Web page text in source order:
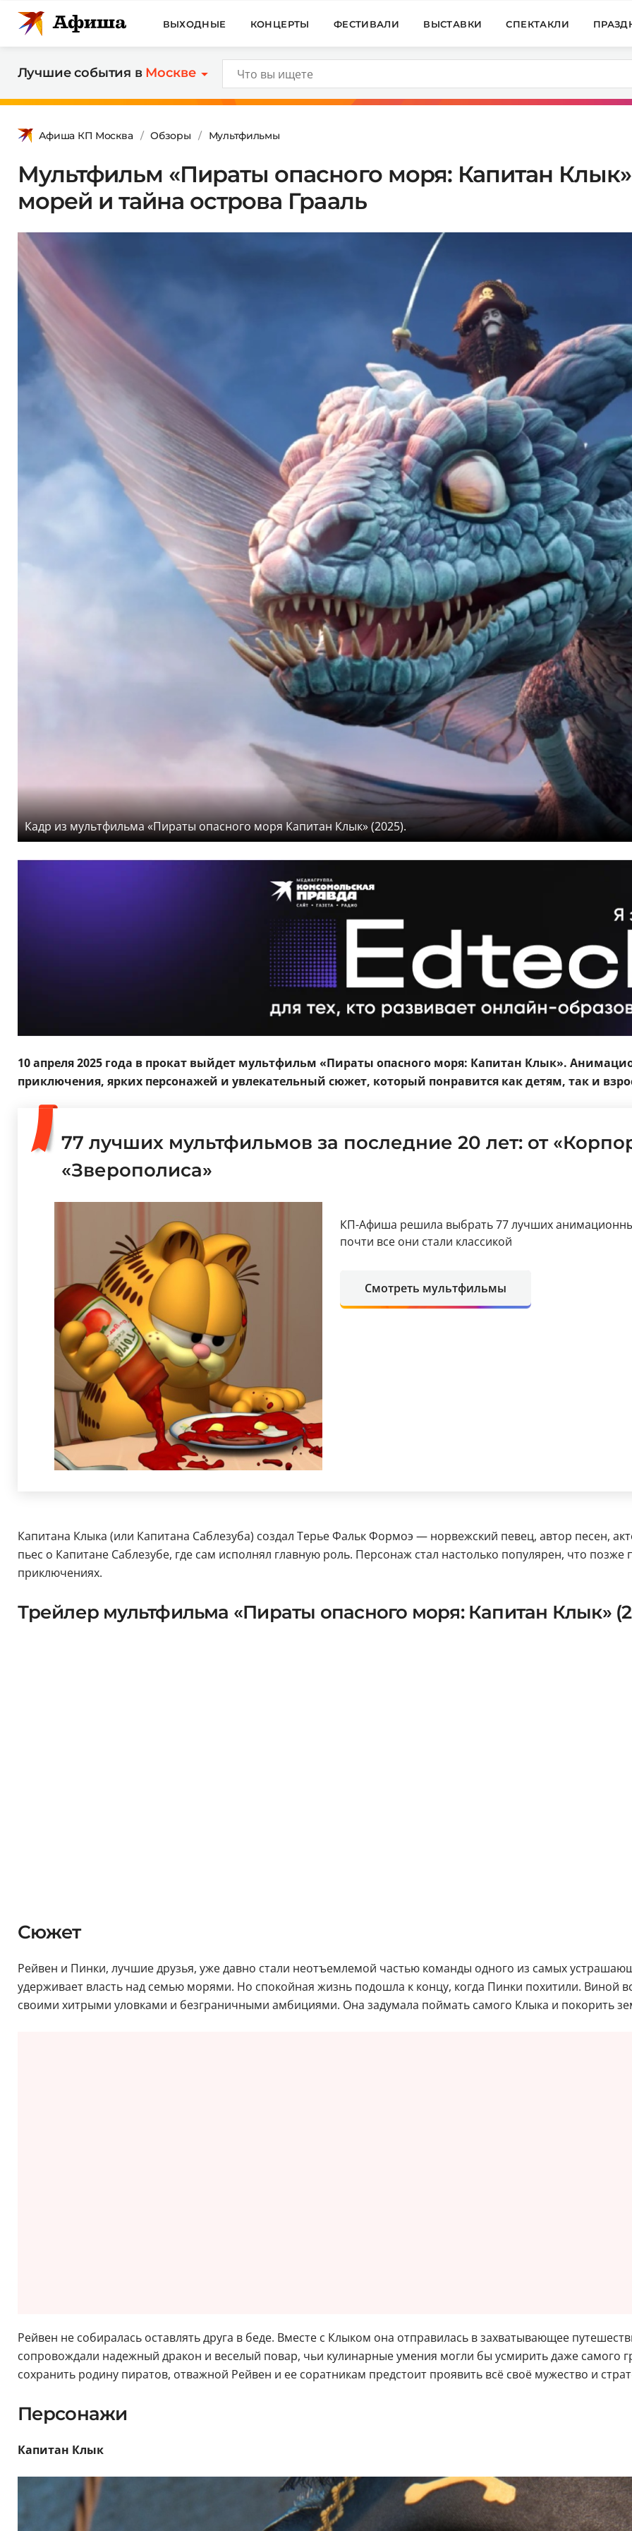
ВЫХОДНЫЕ КОНЦЕРТЫ ФЕСТИВАЛИ ВЫСТАВКИ СПЕКТАКЛИ
Лучшие события в Москве
Афиша КП Москва Обзоры Мультфильмы
Мультфильм «Пираты опасного моря: Капитан Клык»
морей и тайна острова Грааль
Кадр из мультфильма «Пираты опасного моря Капитан Клык» (2025).
10 апреля 2025 года в прокат выйдет мультфильм «Пираты опасного моря: Капитан Клык».
приключения, ярких персонажей и увлекательный сюжет, который понравится как детям, так и
77 лучших мультфильмов за последние 20 лет: от
«Зверополиса»
КП-Афиша решила выбрать 77 лучших
почти все они стали классикой
Смотреть мультфильмы
Капитана Клыка (или Капитана Саблезуба) создал Терье Фальк Формоэ — норвежский певец, автор песен,
пьес о Капитане Саблезубе, где сам исполнял главную роль. Персонаж стал настолько популярен, что
приключениях.
Трейлер мультфильма «Пираты опасного моря: Капитан Клык»
Сюжет
Рейвен и Пинки, лучшие друзья, уже давно стали неотъемлемой частью команды одного из самых
удерживает власть над семью морями. Но спокойная жизнь подошла к концу, когда Пинки похитили. Виной
своими хитрыми уловками и безграничными амбициями. Она задумала поймать самого Клыка и покорить
Рейвен не собиралась оставлять друга в беде. Вместе с Клыком она отправилась в захватывающее
сопровождали надежный дракон и веселый повар, чьи кулинарные умения могли бы усмирить даже самого
сохранить родину пиратов, отважной Рейвен и ее соратникам предстоит проявить всё своё мужество и
Персонажи
Капитан Клык